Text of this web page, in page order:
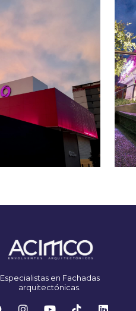
Especialistas en Fachadas
arquitectónicas.